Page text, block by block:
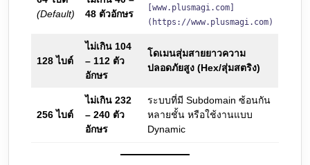
(Default)
48 ตัวอักษร
[www.plusmagi.com]
(https://www.plusmagi.com)
128 ไบต์
ไม่เกิน 104
– 112 ตัว
อักษร
โดเมนสุ่มสายยาวความ
ปลอดภัยสูง (Hex/สุ่มสตริง)
256 ไบต์
ไม่เกิน 232
– 240 ตัว
อักษร
ระบบที่มี Subdomain ซ้อนกัน
หลายชั้น หรือใช้งานแบบ
Dynamic